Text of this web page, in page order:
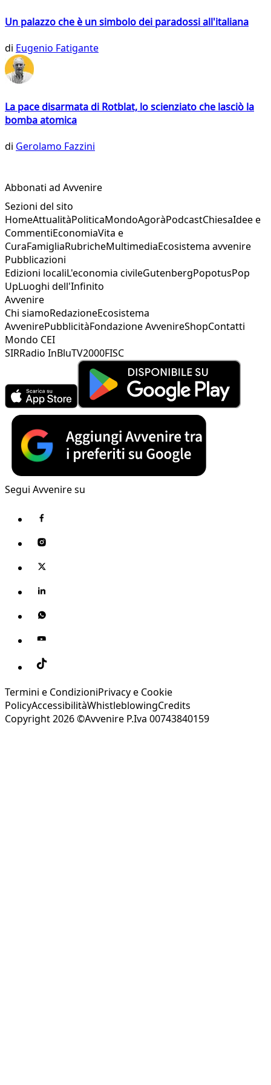
Un palazzo che è un simbolo dei paradossi all'italiana
di Eugenio Fatigante
La pace disarmata di Rotblat, lo scienziato che lasciò la
bomba atomica
di Gerolamo Fazzini
Abbonati ad Avvenire
Sezioni del sito
HomeAttualitàPoliticaMondoAgoràPodcastChiesaIdee e
CommentiEconomiaVita e
CuraFamigliaRubricheMultimediaEcosistema avvenire
Pubblicazioni
Edizioni localiL'economia civileGutenbergPopotusPop
UpLuoghi dell'Infinito
Avvenire
Chi siamoRedazioneEcosistema
AvvenirePubblicitàFondazione AvvenireShopContatti
Mondo CEI
SIRRadio InBluTV2000FISC
Segui Avvenire su
Termini e CondizioniPrivacy e Cookie
PolicyAccessibilitàWhistleblowingCredits
Copyright 2026 ©Avvenire P.Iva 00743840159